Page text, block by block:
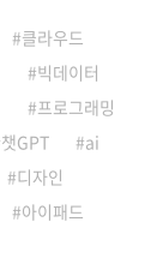
클라우드
빅데이터
프로그래밍
챗GPT
ai
디자인
아이패드